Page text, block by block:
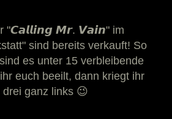
"𝘾𝙖𝙡𝙡𝙞𝙣𝙜 𝙈𝙧. 𝙑𝙖𝙞𝙣" im
sind bereits verkauft! So
es unter 15 verbleibende
euch beeilt, dann kriegt ihr
ganz links 😉